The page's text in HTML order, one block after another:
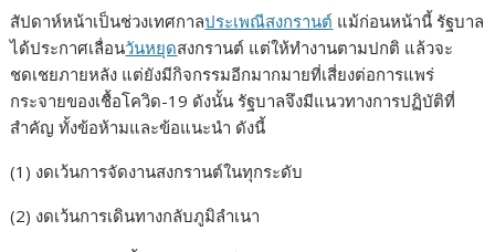
สัปดาห์หน้าเป็นช่วงเทศกาลประเพณีสงกรานต์ แม้ก่อนหน้านี้ รัฐบาล
ได้ประกาศเลื่อนวันหยุดสงกรานต์ แต่ให้ทำงานตามปกติ แล้วจะ
ชดเชยภายหลัง แต่ยังมีกิจกรรมอีกมากมายที่เสี่ยงต่อการแพร่
กระจายของเชื้อโควิด-19 ดังนั้น รัฐบาลจึงมีแนวทางการปฏิบัติที่
สำคัญ ทั้งข้อห้ามและข้อแนะนำ ดังนี้
(1) งดเว้นการจัดงานสงกรานต์ในทุกระดับ
(2) งดเว้นการเดินทางกลับภูมิลำเนา